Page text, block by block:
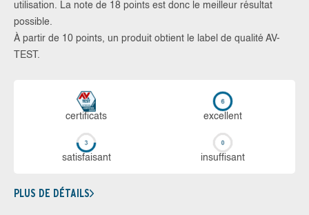
utilisation. La note de 18 points est donc le meilleur résultat
possible.
À partir de 10 points, un produit obtient le label de qualité AV-
TEST.
certi­ficats ex­cellent
sa­tis­fai­sant in­suf­fi­sant
PLUS DE DÉTAILS